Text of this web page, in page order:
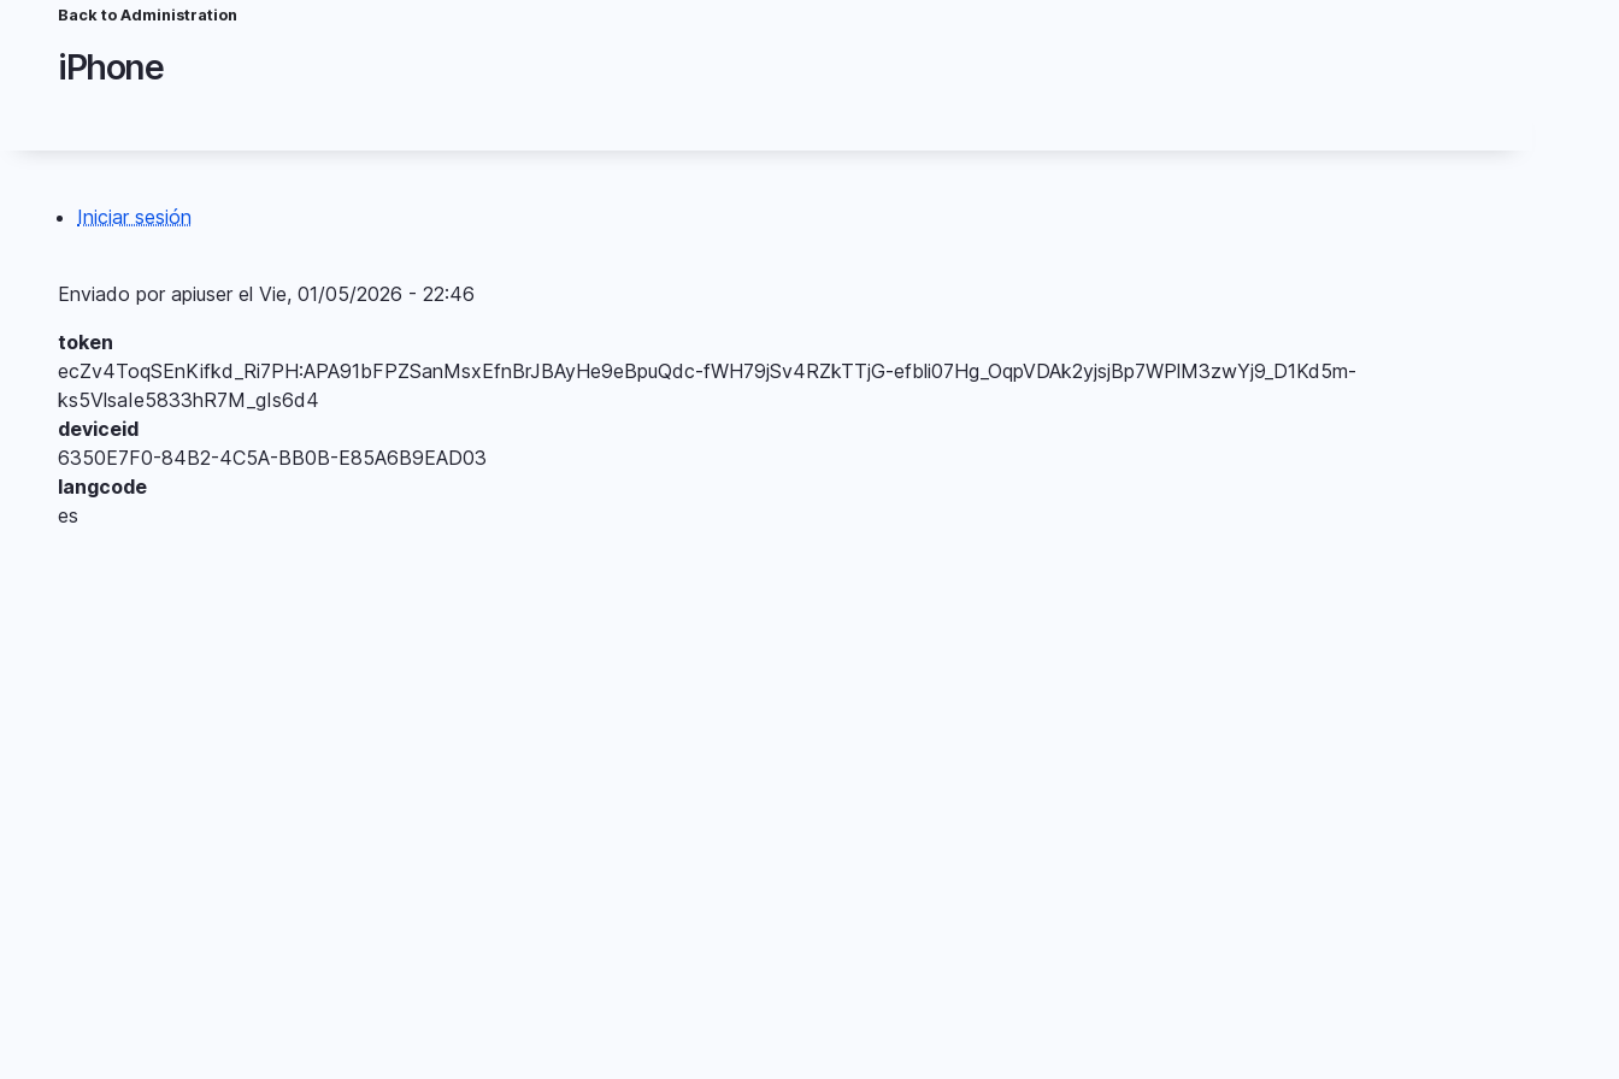
contenido
Ruta
de
Back to Administration
iPhone
Menú
del
compte
d'usuari
Iniciar sesión
Enviado por apiuserel Vie, 01/05/2026 - 22:46
token
ecZv4ToqSEnKifkd_Ri7PH:APA91bFPZSanMsxEfnBrJBAyHe9eBpuQdc-fWH79jSv4RZkTTjG-efbli07Hg_OqpVDAk2yjsjBp7WPlM3zwYj9_D1Kd5m-
ks5VlsaIe5833hR7M_gIs6d4
deviceid
6350E7F0-84B2-4C5A-BB0B-E85A6B9EAD03
langcode
es